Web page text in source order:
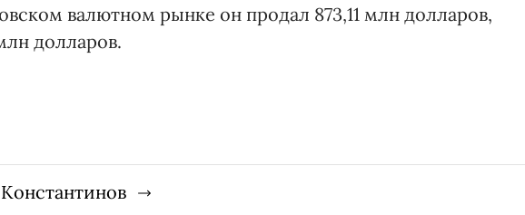
валютном рынке он продал 873,11 млн долларов,
долларов.